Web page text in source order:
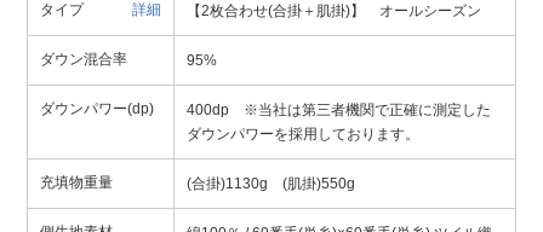
タイプ 詳細 【2枚合わせ(合掛＋肌掛)】 オールシーズン
ダウン混合率 95%
ダウンパワー(dp)
400dp ※当社は第三者機関で正確に測定した
ダウンパワーを採用しております。
充填物重量 (合掛)1130g (肌掛)550g